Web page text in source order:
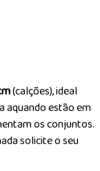
(calções), ideal
aquando estão em
os conjuntos.
solicite o seu